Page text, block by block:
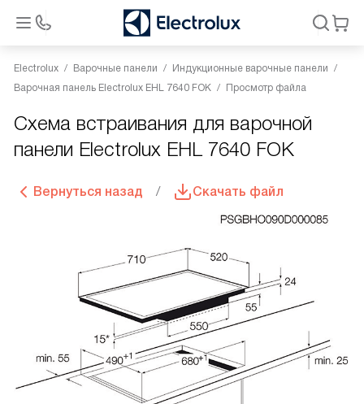
Electrolux Варочные панели
Индукционные варочные панели
Варочная панель Electrolux EHL 7640 FOK
Просмотр файла
Схема встраивания для варочной
панели Electrolux EHL 7640 FOK
Вернуться назад Скачать файл